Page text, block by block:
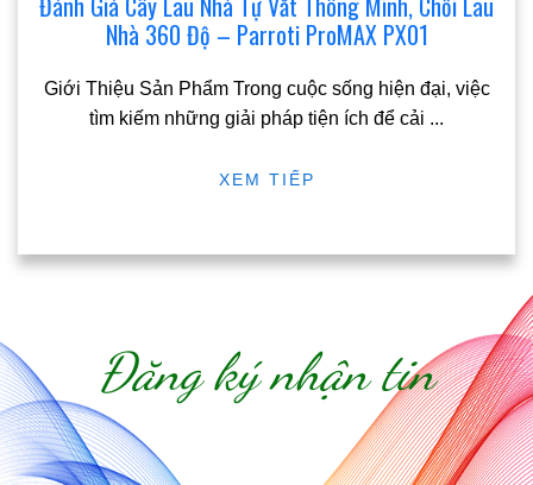
Nhà 360 Độ – Parroti ProMAX PX01
Giới Thiệu Sản Phẩm Trong cuộc sống hiện đại, việc
tìm kiếm những giải pháp tiện ích để cải ...
XEM TIẾP
Đăng ký nhận tin